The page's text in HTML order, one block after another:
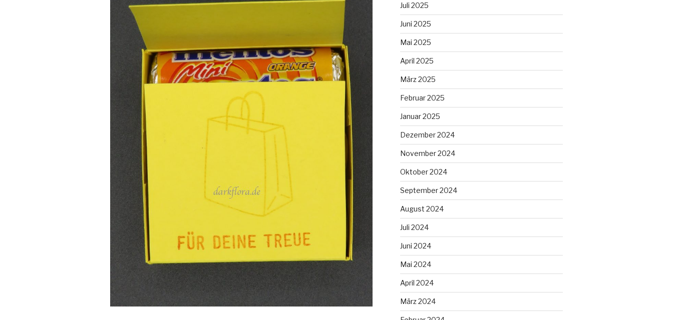
Juli 2025
Juni 2025
Mai 2025
April 2025
März 2025
Februar 2025
Januar 2025
Dezember 2024
November 2024
Oktober 2024
September 2024
August 2024
Juli 2024
Juni 2024
Mai 2024
April 2024
März 2024